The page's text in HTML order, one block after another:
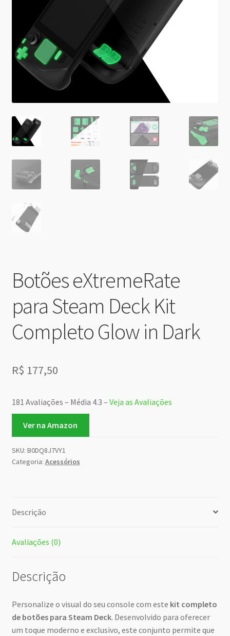
Botões eXtremeRate
para Steam Deck Kit
Completo Glow in Dark
R$ 177,50
181 Avaliações – Média 4.3 – Veja as Avaliações
Ver na Amazon
SKU: B0DQ8J7VY1
Categoria: Acessórios
Descrição
Avaliações (0)
Descrição
Personalize o visual do seu console com este kit completo
de botões para Steam Deck. Desenvolvido para oferecer
um toque moderno e exclusivo, este conjunto permite que